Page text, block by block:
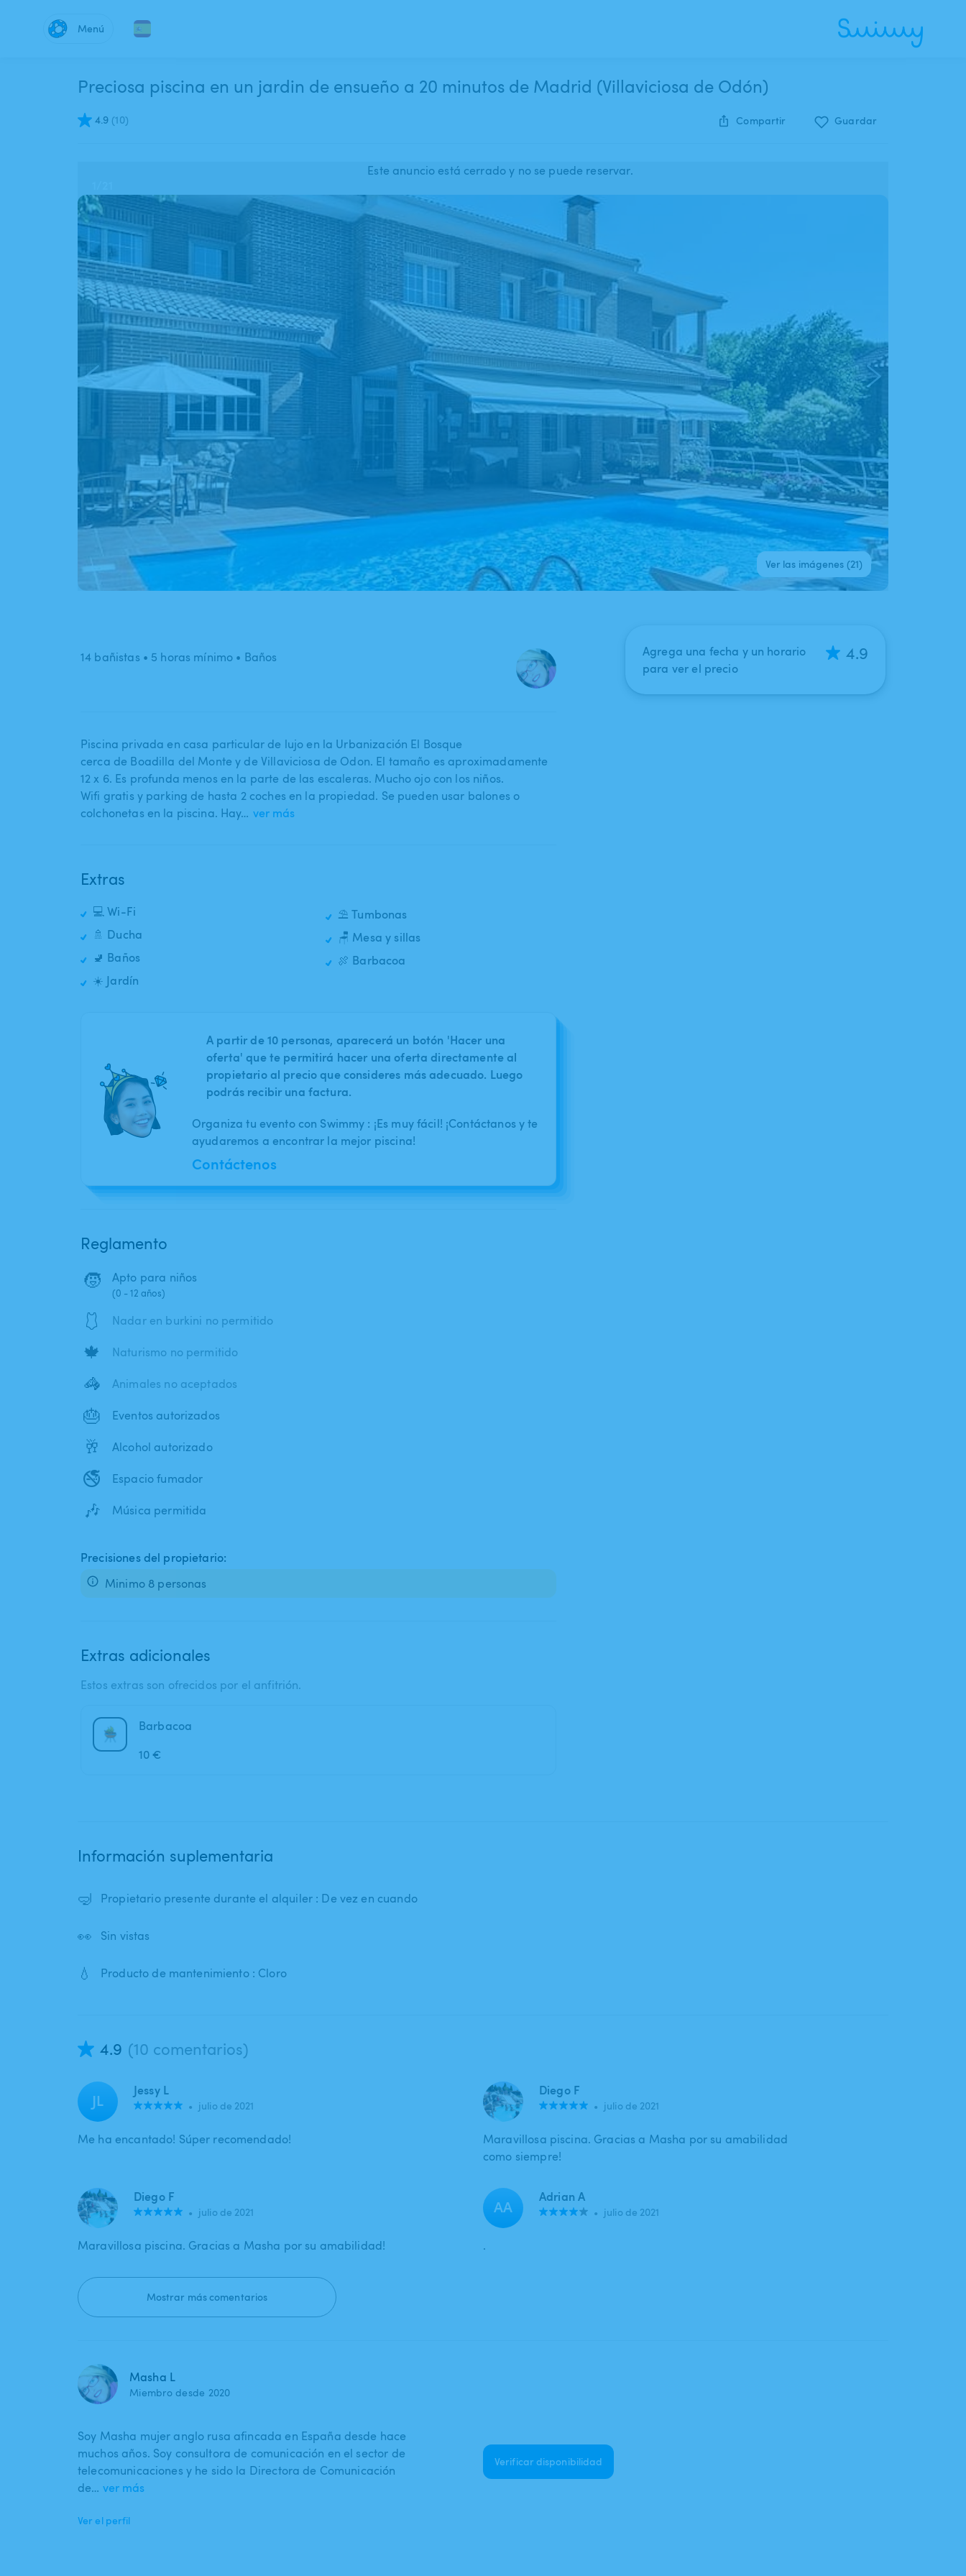
Menú
Preciosa piscina en un jardin de ensueño a 20 minutos de Madrid (Villaviciosa de Odón)
4.9 (10) Compartir Guardar
Este anuncio está cerrado y no se puede reservar.
Ver las imágenes (21)
14 bañistas • 5 horas mínimo • Baños
Piscina privada en casa particular de lujo en la Urbanización El Bosque
cerca de Boadilla del Monte y de Villaviciosa de Odon. El tamaño es aproximadamente
12 x 6. Es profunda menos en la parte de las escaleras. Mucho ojo con los niños.
Wifi gratis y parking de hasta 2 coches en la propiedad. Se pueden usar balones o
colchonetas en la piscina. Hay… ver más
Extras
💻 Wi-Fi
🚿 Ducha
🚽 Baños
☀️ Jardín
⛱️ Tumbonas
🪑 Mesa y sillas
🍖 Barbacoa
A partir de 10 personas, aparecerá un botón 'Hacer una
oferta' que te permitirá hacer una oferta directamente al
propietario al precio que consideres más adecuado. Luego
podrás recibir una factura.
Organiza tu evento con Swimmy : ¡Es muy fácil! ¡Contáctanos y te
ayudaremos a encontrar la mejor piscina!
Contáctenos
Reglamento
🧒 Apto para niños
(0 - 12 años)
🩱 Nadar en burkini no permitido
🍁 Naturismo no permitido
🦓 Animales no aceptados
🎂 Eventos autorizados
🥂 Alcohol autorizado
🚭 Espacio fumador
🎶 Música permitida
Precisiones del propietario:
Minimo 8 personas
Extras adicionales
Estos extras son ofrecidos por el anfitrión.
Barbacoa
10 €
Agrega una fecha y un horario
para ver el precio
4.9
Información suplementaria
🤿 Propietario presente durante el alquiler : De vez en cuando
👀 Sin vistas
💧 Producto de mantenimiento : Cloro
4.9 (10 comentarios)
JL Jessy L
• julio de 2021
Me ha encantado! Súper recomendado!
Diego F
• julio de 2021
Maravillosa piscina. Gracias a Masha por su amabilidad
como siempre!
Diego F
• julio de 2021
Maravillosa piscina. Gracias a Masha por su amabilidad!
AA Adrian A
• julio de 2021
.
Mostrar más comentarios
Masha L
Miembro desde 2020
Soy Masha mujer anglo rusa afincada en España desde hace
muchos años. Soy consultora de comunicación en el sector de
telecomunicaciones y he sido la Directora de Comunicación
de… ver más
Ver el perfil
Verificar disponibilidad